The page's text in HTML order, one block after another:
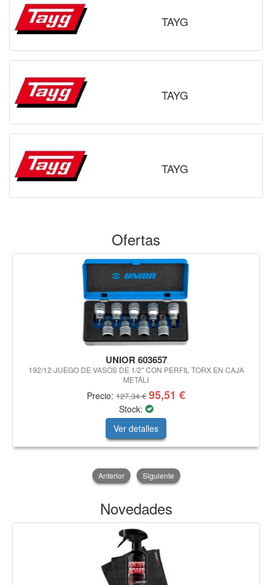
TAYG
TAYG
TAYG
Ofertas
UNIOR 603657
192/12-JUEGO DE VASOS DE 1/2" CON PERFIL TORX EN CAJA
METÁLI
Precio: 127,34 € 95,51 €
Stock:
Ver detalles
Anterior Siguiente
Novedades